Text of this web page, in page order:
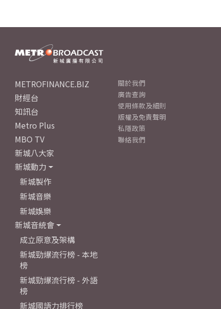
METROFINANCE.BIZ
財經台
知訊台
Metro Plus
MBO TV
新城八大家
新城動力
新城製作
新城音樂
新城娛樂
新城音統會
成立原意及架構
新城勁爆流行榜 - 本地
榜
新城勁爆流行榜 - 外語
榜
新城國語力排行榜
關於我們
廣告查詢
使用條款及細則
版權及免責聲明
私隱政策
聯絡我們